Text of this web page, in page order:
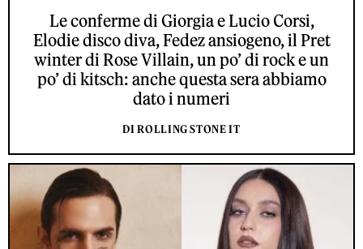
Le conferme di Giorgia e Lucio Corsi,
Elodie disco diva, Fedez ansiogeno, il Pret
winter di Rose Villain, un po’ di rock e un
po’ di kitsch: anche questa sera abbiamo
dato i numeri
DI ROLLING STONE IT